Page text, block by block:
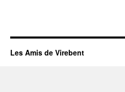
Les Amis de Virebent